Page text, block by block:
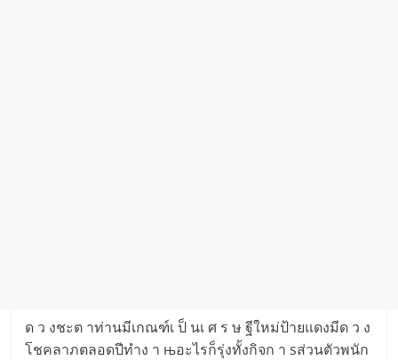
ด ว งชะต าท่านมีเกณฑ์เ ป็ นเ ศ ร ษ ฐีใหม่ป้ายแดงมีด ว ง
โชคลาภตลอดปีทำง า њอะไรก็รุ่งทั้งกิจก า sส่วนตัวพนัก